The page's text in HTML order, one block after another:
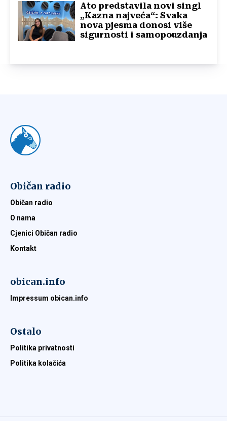
Ato predstavila novi singl
„Kazna najveća“: Svaka
nova pjesma donosi više
sigurnosti i samopouzdanja
Običan radio
Običan radio
O nama
Cjenici Običan radio
Kontakt
obican.info
Impressum obican.info
Ostalo
Politika privatnosti
Politika kolačića